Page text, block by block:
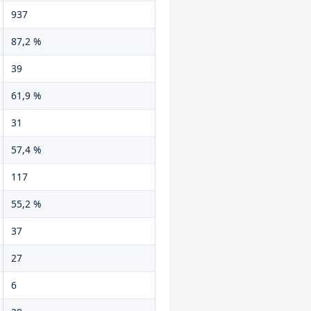
937
87,2 %
39
61,9 %
31
57,4 %
117
55,2 %
37
27
6